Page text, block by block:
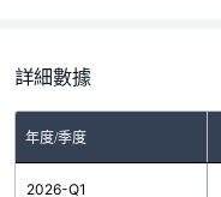
詳細數據
年度/季度
2026-Q1